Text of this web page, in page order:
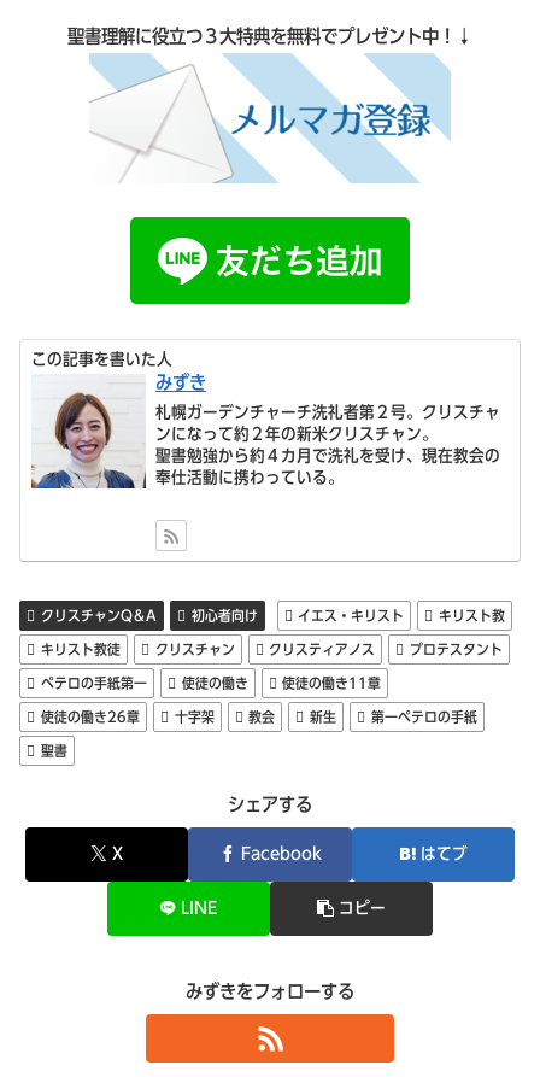
聖書理解に役立つ３大特典を無料でプレゼント中！↓
この記事を書いた人
みずき
札幌ガーデンチャーチ洗礼者第２号。クリスチャ
ンになって約２年の新米クリスチャン。
聖書勉強から約４カ月で洗礼を受け、現在教会の
奉仕活動に携わっている。
クリスチャンQ＆A 初心者向け イエス・キリスト キリスト教
キリスト教徒 クリスチャン クリスティアノス プロテスタント
ペテロの手紙第一 使徒の働き 使徒の働き11章
使徒の働き26章 十字架 教会 新生 第一ペテロの手紙
聖書
シェアする
X Facebook はてブ
LINE コピー
みずきをフォローする